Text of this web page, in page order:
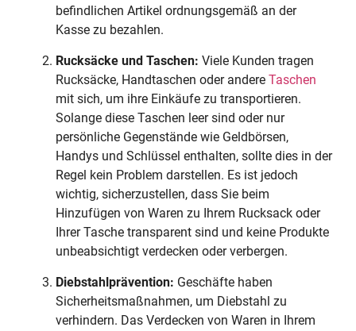
befindlichen Artikel ordnungsgemäß an der
Kasse zu bezahlen.
Rucksäcke und Taschen: Viele Kunden tragen
Rucksäcke, Handtaschen oder andere Taschen
mit sich, um ihre Einkäufe zu transportieren.
Solange diese Taschen leer sind oder nur
persönliche Gegenstände wie Geldbörsen,
Handys und Schlüssel enthalten, sollte dies in der
Regel kein Problem darstellen. Es ist jedoch
wichtig, sicherzustellen, dass Sie beim
Hinzufügen von Waren zu Ihrem Rucksack oder
Ihrer Tasche transparent sind und keine Produkte
unbeabsichtigt verdecken oder verbergen.
Diebstahlprävention: Geschäfte haben
Sicherheitsmaßnahmen, um Diebstahl zu
verhindern. Das Verdecken von Waren in Ihrem